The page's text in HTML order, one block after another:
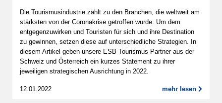
Die Tourismusindustrie zählt zu den Branchen, die weltweit am
stärksten von der Coronakrise getroffen wurde. Um dem
entgegenzuwirken und Touristen für sich und ihre Destination
zu gewinnen, setzen diese auf unterschiedliche Strategien. In
diesem Artikel geben unsere ESB Tourismus-Partner aus der
Schweiz und Österreich ein kurzes Statement zu ihrer
jeweiligen strategischen Ausrichtung in 2022.
12.01.2022 mehr lesen